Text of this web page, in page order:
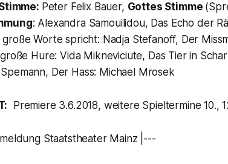
Peter Felix Bauer, Gottes Stimme
: Alexandra Samouilidou, Das Echo der
Worte spricht: Nadja Stefanoff, Der
Hure: Vida Mikneviciute, Das Tier in
Der Hass: Michael Mrosek
Premiere 3.6.2018, weitere Spieltermine 10.,
Staatstheater Mainz |---